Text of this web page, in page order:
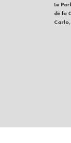
Le
de la